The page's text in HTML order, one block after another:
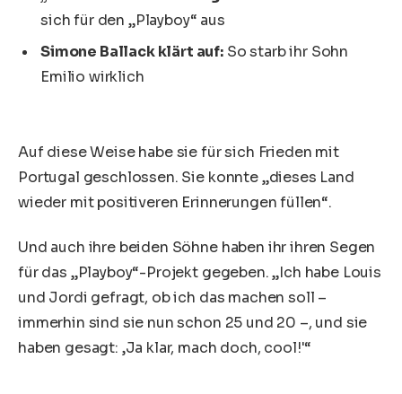
sich für den „Playboy“ aus
Simone Ballack klärt auf: So starb ihr Sohn
Emilio wirklich
Auf diese Weise habe sie für sich Frieden mit
Portugal geschlossen. Sie konnte „dieses Land
wieder mit positiveren Erinnerungen füllen“.
Und auch ihre beiden Söhne haben ihr ihren Segen
für das „Playboy“-Projekt gegeben. „Ich habe Louis
und Jordi gefragt, ob ich das machen soll –
immerhin sind sie nun schon 25 und 20 –, und sie
haben gesagt: ‚Ja klar, mach doch, cool!'“